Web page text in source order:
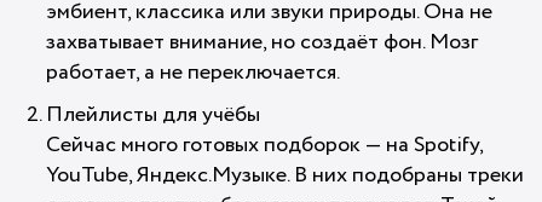
эмбиент, классика или звуки природы. Она не
захватывает внимание, но создаёт фон. Мозг
работает, а не переключается.
Плейлисты для учёбы
Сейчас много готовых подборок — на Spotify,
YouTube, Яндекс.Музыке. В них подобраны треки